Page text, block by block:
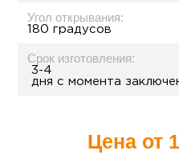
Угол открывания:
180 градусов
Срок изготовления:
3-4
дня с момента
Цена от